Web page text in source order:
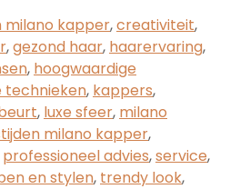
milano kapper,creativiteit,
,gezond haar, haarervaring,
, hoogwaardige
technieken, kappers,
, luxe sfeer, milano
milano kapper,
professioneel advies,service,
en stylen, trendy look,